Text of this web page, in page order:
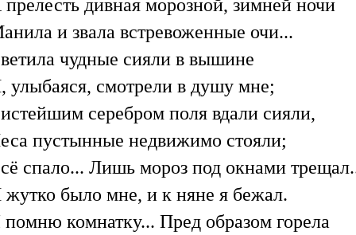
дивная морозной, зимней ночи
и звала встревоженные очи...
чудные сияли в вышине
улыбаяся, смотрели в душу мне;
серебром поля вдали сияли,
пустынные недвижимо стояли;
спало... Лишь мороз под окнами
было мне, и к няне я бежал.
комнатку... Пред образом горела